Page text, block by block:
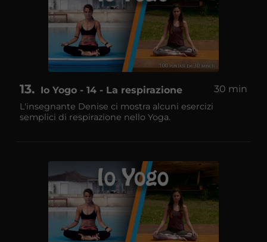
13 Io Yogo - 14 - La respirazione 30 min
L'insegnante Denise ci mostra alcuni esercizi
semplici di respirazione nello Yoga.